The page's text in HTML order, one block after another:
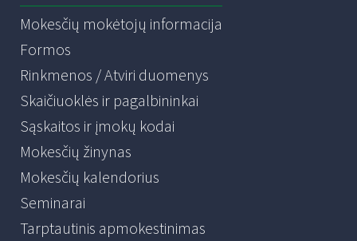
Mokesčių mokėtojų informacija
Formos
Rinkmenos / Atviri duomenys
Skaičiuoklės ir pagalbininkai
Sąskaitos ir įmokų kodai
Mokesčių žinynas
Mokesčių kalendorius
Seminarai
Tarptautinis apmokestinimas